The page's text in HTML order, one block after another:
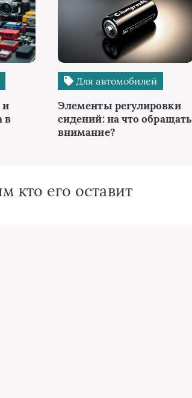
и
в
Для автомобилей
Элементы регулировки
сидений: на что обращать
внимание?
кто его оставит